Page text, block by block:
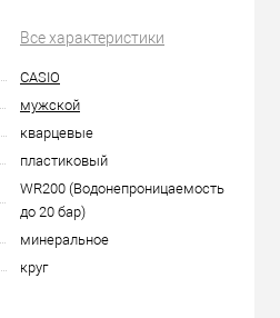
Все характеристики
CASIO
мужской
кварцевые
пластиковый
WR200 (Водонепроницаемость
до 20 бар)
минеральное
круг